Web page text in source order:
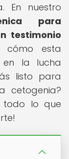
En nuestro
para
testimonio
cómo esta
la lucha
listo para
cetogenia?
todo lo que